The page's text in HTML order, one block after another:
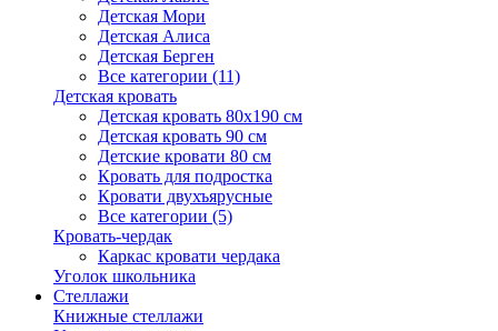
Детская Мори
Детская Алиса
Детская Берген
Все категории (11)
Детская кровать
Детская кровать 80х190 см
Детская кровать 90 см
Детские кровати 80 см
Кровать для подростка
Кровати двухъярусные
Все категории (5)
Кровать-чердак
Каркас кровати чердака
Уголок школьника
Стеллажи
Книжные стеллажи